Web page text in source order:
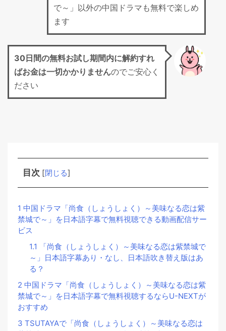
で～」以外の中国ドラマも無料で楽しめ
ます
30日間の無料お試し期間内に解約すれ
ばお金は一切かかりませんのでご安心く
ださい
目次 [閉じる]
1 中国ドラマ「尚食（しょうしょく）～美味なる恋は紫
禁城で～」を日本語字幕で無料視聴できる動画配信サー
ビス
1.1 「尚食（しょうしょく）～美味なる恋は紫禁城で
～」日本語字幕あり・なし、日本語吹き替え版はあ
る？
2 中国ドラマ「尚食（しょうしょく）～美味なる恋は紫
禁城で～」を日本語字幕で無料視聴するならU-NEXTが
おすすめ
3 TSUTAYAで「尚食（しょうしょく）～美味なる恋は